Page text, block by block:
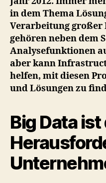
in dem Thema
Verarbeitung großer
gehören neben dem
Analysefunktionen
aber kann
helfen, mit diesen
und Lösungen zu
Big Data